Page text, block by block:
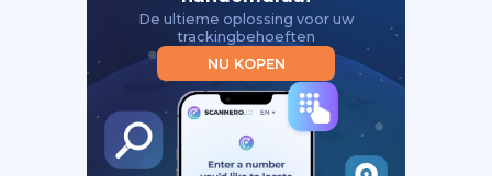
De ultieme oplossing voor uw
trackingbehoeften
NU KOPEN